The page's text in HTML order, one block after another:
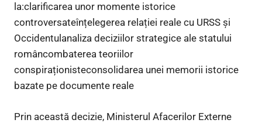
la:clarificarea unor momente istorice
controversateînțelegerea relației reale cu URSS și
Occidentulanaliza deciziilor strategice ale statului
româncombaterea teoriilor
conspiraționisteconsolidarea unei memorii istorice
bazate pe documente reale
Prin această decizie, Ministerul Afacerilor Externe